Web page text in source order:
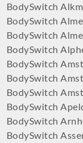
BodySwitch
BodySwitch
BodySwitch
BodySwitch
BodySwitch
BodySwitch
BodySwitch
BodySwitch
BodySwitch
BodySwitch